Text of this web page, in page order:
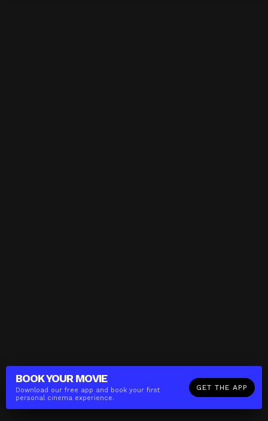
BOOK YOUR MOVIE
Download our free app and book your first
personal cinema experience.
GET THE APP